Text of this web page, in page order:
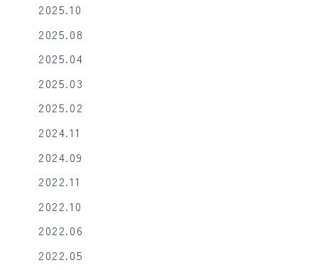
2025.10
2025.08
2025.04
2025.03
2025.02
2024.11
2024.09
2022.11
2022.10
2022.06
2022.05